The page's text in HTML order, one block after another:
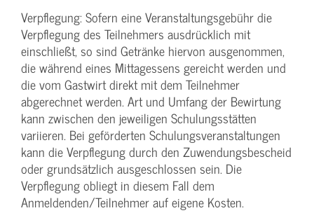
Verpflegung: Sofern eine Veranstaltungs­gebühr die
Verpflegung des Teilnehmers ausdrücklich mit
einschließt, so sind Getränke hiervon ausgenommen,
die während eines Mittagessens gereicht werden und
die vom Gastwirt direkt mit dem Teilnehmer
abgerechnet werden. Art und Umfang der Bewirtung
kann zwischen den jeweiligen Schulungsstätten
variieren. Bei geförderten Schulungs­veranstaltungen
kann die Verpflegung durch den Zuwendungs­bescheid
oder grundsätzlich ausgeschlossen sein. Die
Verpflegung obliegt in diesem Fall dem
Anmeldenden/­Teilnehmer auf eigene Kosten.